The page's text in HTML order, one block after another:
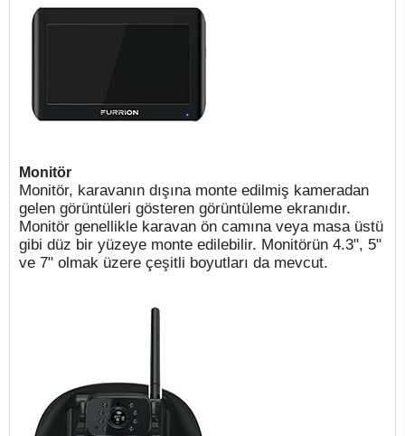
Monitör
Monitör, karavanın dışına monte edilmiş kameradan
gelen görüntüleri gösteren görüntüleme ekranıdır.
Monitör genellikle karavan ön camına veya masa üstü
gibi düz bir yüzeye monte edilebilir. Monitörün 4.3", 5"
ve 7" olmak üzere çeşitli boyutları da mevcut.